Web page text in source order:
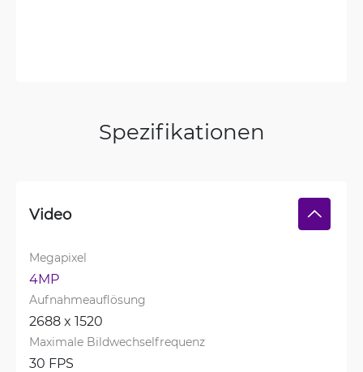
Spezifikationen
Video
Megapixel
4MP
Aufnahmeauflösung
2688 x 1520
Maximale Bildwechselfrequenz
30 FPS